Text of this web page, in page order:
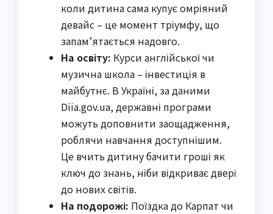
коли дитина сама купує омріяний
девайс – це момент тріумфу, що
запам’ятається надовго.
На освіту: Курси англійської чи
музична школа – інвестиція в
майбутнє. В Україні, за даними
Diia.gov.ua, державні програми
можуть доповнити заощадження,
роблячи навчання доступнішим.
Це вчить дитину бачити гроші як
ключ до знань, ніби відкриває двері
до нових світів.
На подорожі: Поїздка до Карпат чи